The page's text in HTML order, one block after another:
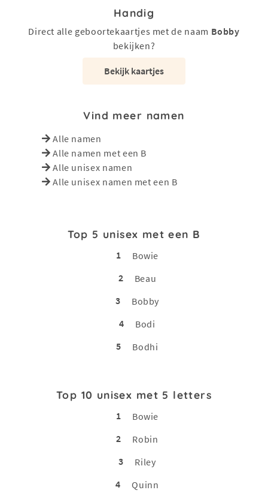
Handig
Direct alle geboortekaartjes met de naam Bobby
bekijken?
Bekijk kaartjes
Vind meer namen
Alle namen
Alle namen met een B
Alle unisex namen
Alle unisex namen met een B
Top 5 unisex met een B
1
Bowie
2
Beau
3
Bobby
4
Bodi
5
Bodhi
Top 10 unisex met 5 letters
1
Bowie
2
Robin
3
Riley
4
Quinn